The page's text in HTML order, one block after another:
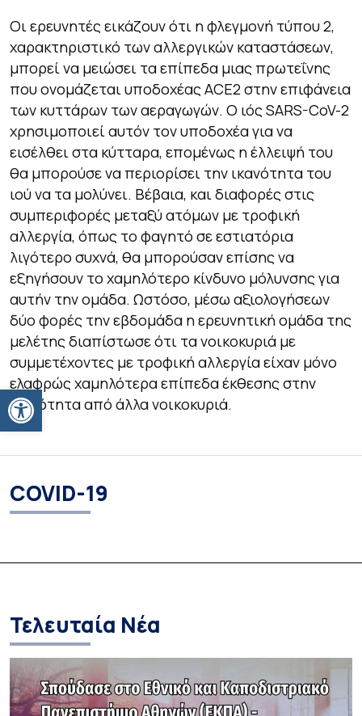
Ανοίξτε τη γραμμή εργαλείων
Οι ερευνητές εικάζουν ότι η φλεγμονή τύπου 2,
χαρακτηριστικό των αλλεργικών καταστάσεων,
μπορεί να μειώσει τα επίπεδα μιας πρωτεΐνης
που ονομάζεται υποδοχέας ACE2 στην επιφάνεια
των κυττάρων των αεραγωγών. Ο ιός SARS-CoV-2
χρησιμοποιεί αυτόν τον υποδοχέα για να
εισέλθει στα κύτταρα, επομένως η έλλειψή του
θα μπορούσε να περιορίσει την ικανότητα του
ιού να τα μολύνει. Βέβαια, και διαφορές στις
συμπεριφορές μεταξύ ατόμων με τροφική
αλλεργία, όπως το φαγητό σε εστιατόρια
λιγότερο συχνά, θα μπορούσαν επίσης να
εξηγήσουν το χαμηλότερο κίνδυνο μόλυνσης για
αυτήν την ομάδα. Ωστόσο, μέσω αξιολογήσεων
δύο φορές την εβδομάδα η ερευνητική ομάδα της
μελέτης διαπίστωσε ότι τα νοικοκυριά με
συμμετέχοντες με τροφική αλλεργία είχαν μόνο
ελαφρώς χαμηλότερα επίπεδα έκθεσης στην
κοινότητα από άλλα νοικοκυριά.
COVID-19
Τελευταία Νέα